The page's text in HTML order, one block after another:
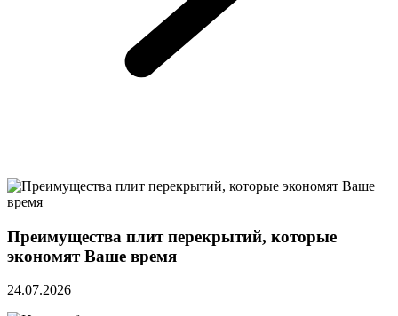
Преимущества плит перекрытий, которые
экономят Ваше время
24.07.2026